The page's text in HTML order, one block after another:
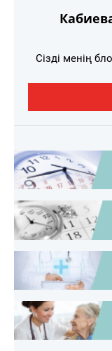
Сізді менің